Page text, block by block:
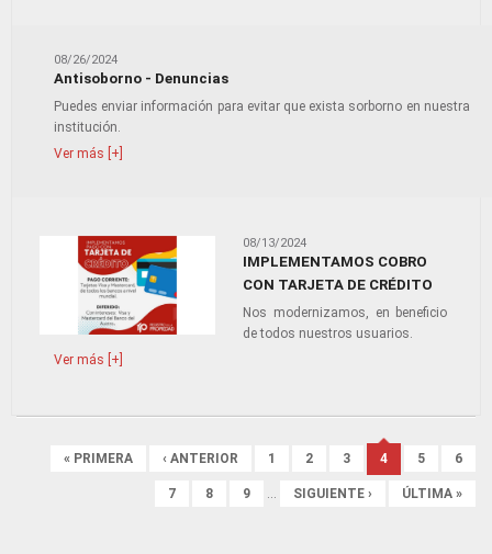
08/26/2024
Antisoborno - Denuncias
Puedes enviar información para evitar que exista sorborno en nuestra
institución.
Ver más [+]
08/13/2024
IMPLEMENTAMOS COBRO
CON TARJETA DE CRÉDITO
Nos modernizamos, en beneficio
de todos nuestros usuarios.
Ver más [+]
« PRIMERA ‹ ANTERIOR 1 2 3 4 5 6
7 8 9 … SIGUIENTE › ÚLTIMA »